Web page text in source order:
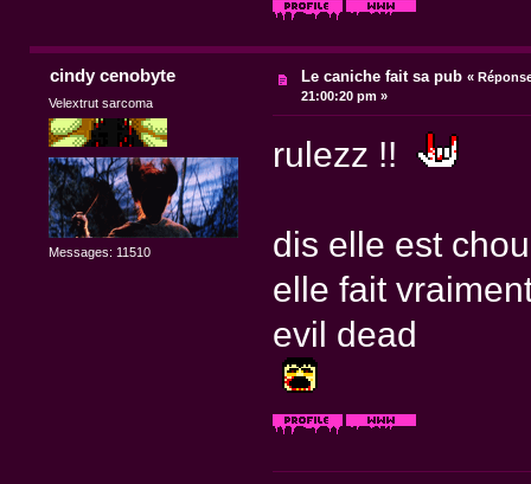
cindy cenobyte
Velextrut sarcoma
Messages: 11510
Le caniche fait sa pub «
21:00:20 pm »
rulezz !!
dis elle est
elle fait
evil dead